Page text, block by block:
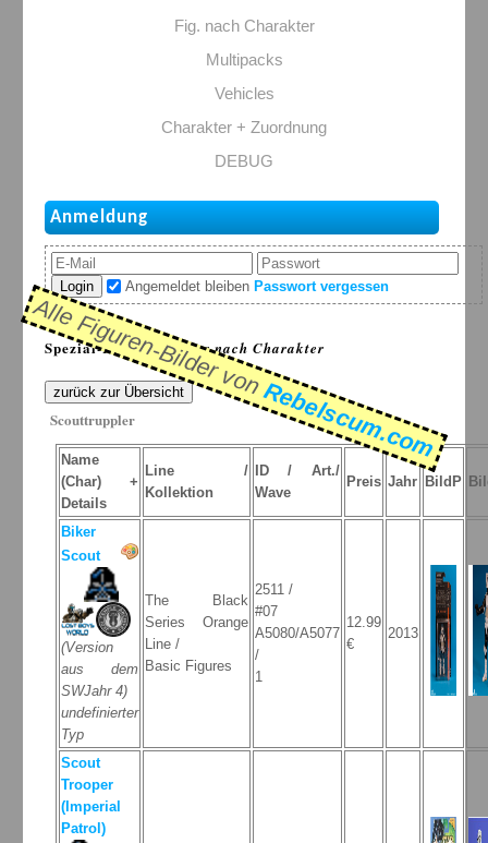
Fig. nach Charakter
Multipacks
Vehicles
Charakter + Zuordnung
DEBUG
Anmeldung
Login Angemeldet bleiben Passwort vergessen
Spezial-Listen: >Figur nach Charakter
Alle Figuren-Bilder von
Rebelscum.com
zurück zur Übersicht
Scouttruppler
Name
(Char) +
Details
Line /
Kollektion
ID / Art./
Wave
Preis Jahr BildP
Biker
Scout
(Version
aus dem
SWJahr 4)
undefinierter
Typ
The Black
Series Orange
Line /
Basic Figures
2511 /
#07
A5080/A5077
/
1
12.99
€
2013
Scout
Trooper
(Imperial
Patrol)